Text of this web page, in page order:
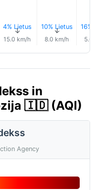
4% Lietus
↑
15.0 km/h
10% Lietus
↑
8.0 km/h
16%
5.0
in
🇮🇩 (AQI)
Agency